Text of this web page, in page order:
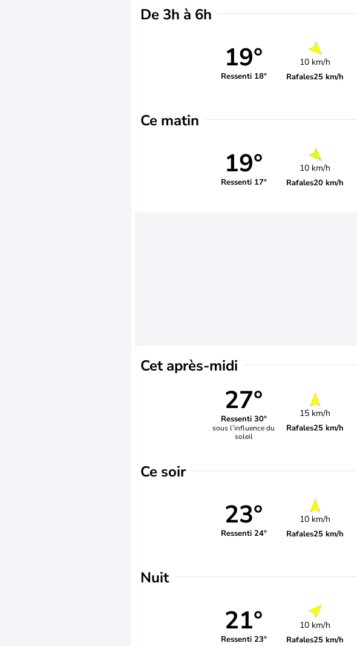
De 3h à 6h
19°
Ressenti 18°
10 km/h
Rafales25 km/h
Ce matin
19°
Ressenti 17°
10 km/h
Rafales20 km/h
Cet après-midi
27°
Ressenti 30°
sous l’influence du
soleil
15 km/h
Rafales25 km/h
Ce soir
23°
Ressenti 24°
10 km/h
Rafales25 km/h
Nuit
21°
Ressenti 23°
10 km/h
Rafales25 km/h